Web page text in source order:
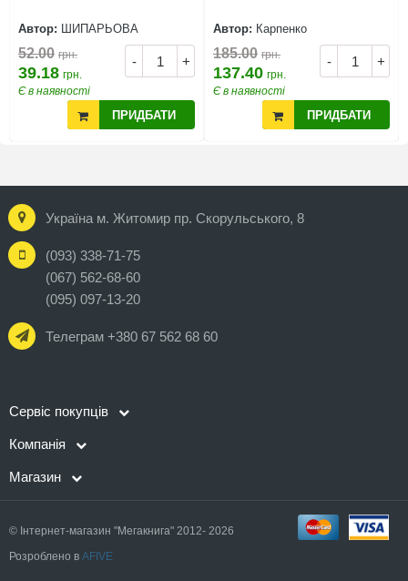
Автор: ШИПАРЬОВА
- +
52.00 грн.
39.18 грн.
Є в наявності
ПРИДБАТИ
Автор: Карпенко
- +
185.00 грн.
137.40 грн.
Є в наявності
ПРИДБАТИ
Україна м. Житомир пр. Скорульського, 8
(093) 338-71-75
(067) 562-68-60
(095) 097-13-20
Телеграм +380 67 562 68 60
Сервіс покупців
Компанія
Магазин
© Інтернет-магазин "Мегакнига" 2012- 2026
Розроблено в AFIVE